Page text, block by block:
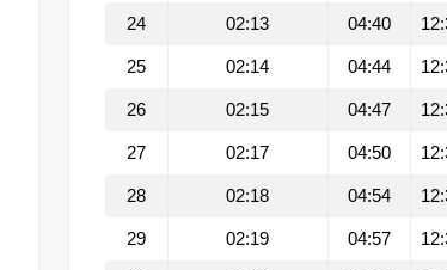
24 02:13 04:40
25 02:14 04:44
26 02:15 04:47
27 02:17 04:50
28 02:18 04:54
29 02:19 04:57